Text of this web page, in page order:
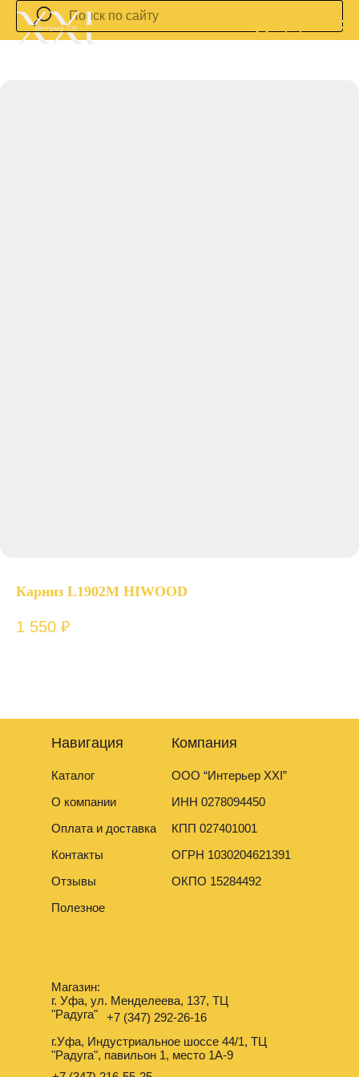
Карниз L1902M HIWOOD
1 550 ₽
Навигация
Каталог
О компании
Оплата и доставка
Контакты
Отзывы
Полезное
Компания
ООО “Интерьер XXI”
ИНН 0278094450
КПП 027401001
ОГРН 1030204621391
ОКПО 15284492
Магазин:
г. Уфа, ул. Менделеева, 137, ТЦ
"Радуга"
г.Уфа, Индустриальное шоссе 44/1, ТЦ
"Радуга", павильон 1, место 1А-9
+7 (347) 292-26-16